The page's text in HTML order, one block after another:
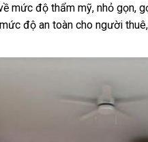
mức độ thẩm mỹ, nhỏ gọn,
độ an toàn cho người